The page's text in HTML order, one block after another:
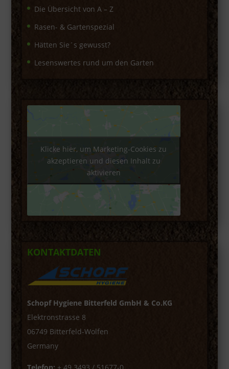
Die Übersicht von A – Z
Rasen- & Gartenspezial
Hätten Sie´s gewusst?
Lesenswertes rund um den Garten
Klicke hier, um Marketing-Cookies zu
akzeptieren und diesen Inhalt zu
aktivieren
KONTAKTDATEN
Schopf Hygiene Bitterfeld GmbH & Co.KG
Elektronstrasse 8
06749 Bitterfeld-Wolfen
Germany